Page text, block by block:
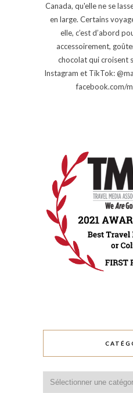
Canada, qu'elle ne se
en large. Certains
elle, c’est d’abord
accessoirement,
chocolat qui croisent
Instagram et TikTok:
facebook.com/